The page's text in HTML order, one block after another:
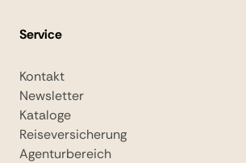
Service
Kontakt
Newsletter
Kataloge
Reiseversicherung
Agenturbereich